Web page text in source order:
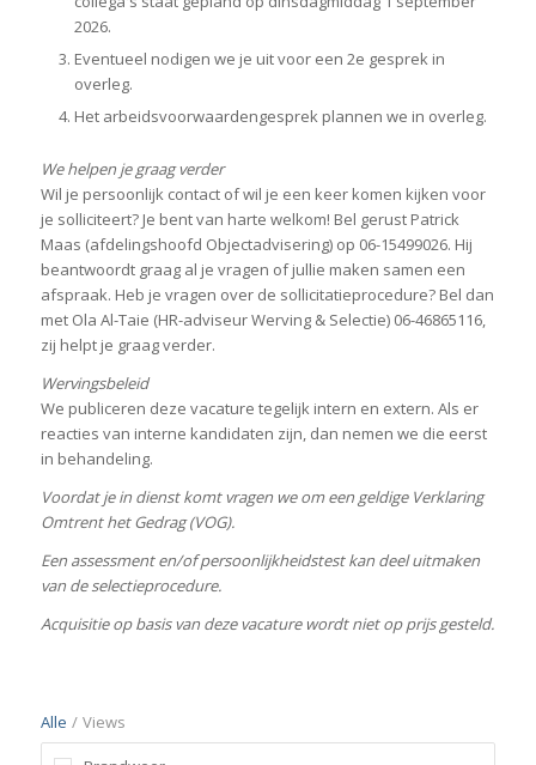
2026.
Eventueel nodigen we je uit voor een 2e gesprek in
overleg.
Het arbeidsvoorwaardengesprek plannen we in overleg.
We helpen je graag verder
Wil je persoonlijk contact of wil je een keer komen kijken voor
je solliciteert? Je bent van harte welkom! Bel gerust Patrick
Maas (afdelingshoofd Objectadvisering) op 06-15499026. Hij
beantwoordt graag al je vragen of jullie maken samen een
afspraak. Heb je vragen over de sollicitatieprocedure? Bel dan
met Ola Al-Taie (HR-adviseur Werving & Selectie) 06-46865116,
zij helpt je graag verder.
Wervingsbeleid
We publiceren deze vacature tegelijk intern en extern. Als er
reacties van interne kandidaten zijn, dan nemen we die eerst
in behandeling.
Voordat je in dienst komt vragen we om een geldige Verklaring
Omtrent het Gedrag (VOG).
Een assessment en/of persoonlijkheidstest kan deel uitmaken
van de selectieprocedure.
Acquisitie op basis van deze vacature wordt niet op prijs gesteld.
Alle / Views